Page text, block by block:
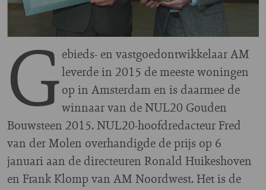
Gebieds- en vastgoedontwikkelaar AM
leverde in 2015 de meeste woningen
op in Amsterdam en is daarmee de
winnaar van de NUL20 Gouden
Bouwsteen 2015. NUL20-hoofdredacteur Fred
van der Molen overhandigde de prijs op 6
januari aan de directeuren Ronald Huikeshoven
en Frank Klomp van AM Noordwest. Het is de